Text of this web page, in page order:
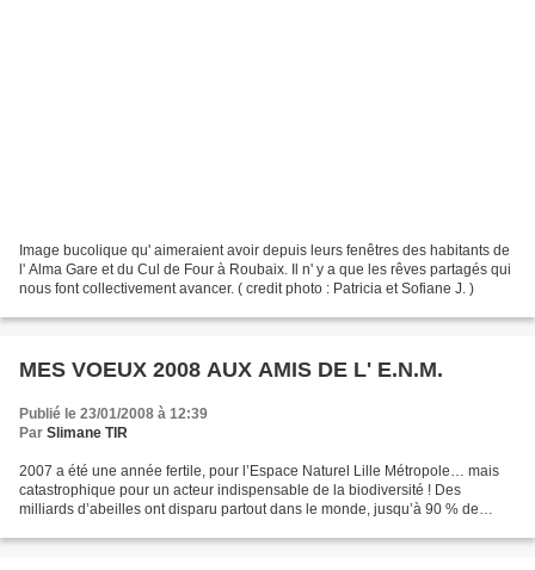
Image bucolique qu' aimeraient avoir depuis leurs fenêtres des habitants de
l' Alma Gare et du Cul de Four à Roubaix. Il n' y a que les rêves partagés qui
nous font collectivement avancer. ( credit photo : Patricia et Sofiane J. )
MES VOEUX 2008 AUX AMIS DE L' E.N.M.
Publié le 23/01/2008 à 12:39
Par Slimane TIR
2007 a été une année fertile, pour l’Espace Naturel Lille Métropole… mais
catastrophique pour un acteur indispensable de la biodiversité ! Des
milliards d’abeilles ont disparu partout dans le monde, jusqu’à 90 % de